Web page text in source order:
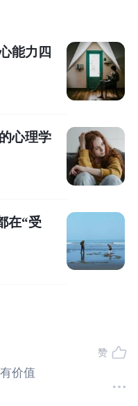
，另外一方面是要考虑
要处理核心家庭内部的
的个性（敏感、缺乏安
的影响。
家庭内部的事情，还要
里边的事情。
会大系统里边做出的
knowledge），
接提前告诉别人“我
，
提高ta与别人的沟通
能力四
心理学
在“受
价值
赞